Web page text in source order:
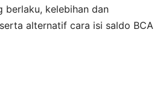
berlaku, kelebihan dan
alternatif cara isi saldo BCA